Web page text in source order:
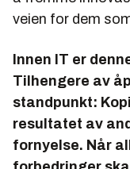
veien for dem
Innen IT er
Tilhengere av
standpunkt:
resultatet av
fornyelse. Når